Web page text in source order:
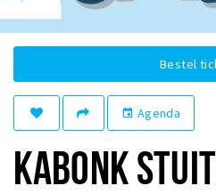
Winkels
Parkeren
Musea, theaters & podia
Bestel
event Agenda
KABONK